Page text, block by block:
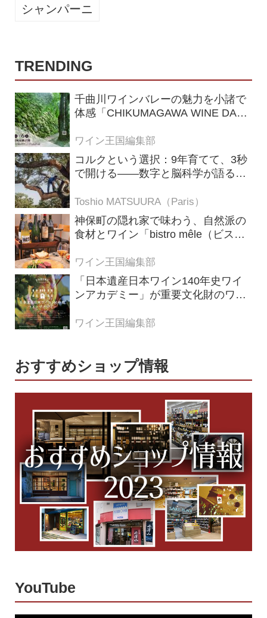
シャンパーニ
TRENDING
千曲川ワインバレーの魅力を小諸で
体感「CHIKUMAGAWA WINE DAYS
ワイン王国編集部
コルクという選択：9年育てて、3秒
で開ける——数字と脳科学が語る栓
Toshio MATSUURA（Paris）
神保町の隠れ家で味わう、自然派の
食材とワイン「bistro mêle（ビスト
ワイン王国編集部
「日本遺産日本ワイン140年史ワイ
ンアカデミー」が重要文化財のワイ
（2026年6月28日応募締め切り）
ワイン王国編集部
おすすめショップ情報
YouTube